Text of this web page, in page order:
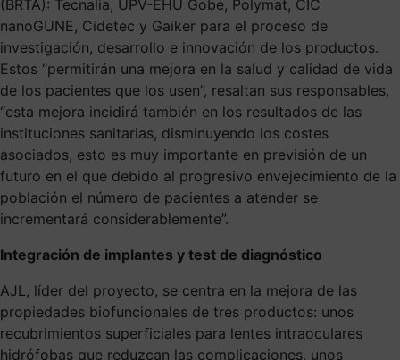
(BRTA): Tecnalia, UPV-EHU Gobe, Polymat, CIC
nanoGUNE, Cidetec y Gaiker para el proceso de
investigación, desarrollo e innovación de los productos.
Estos “permitirán una mejora en la salud y calidad de vida
de los pacientes que los usen”, resaltan sus responsables,
“esta mejora incidirá también en los resultados de las
instituciones sanitarias, disminuyendo los costes
asociados, esto es muy importante en previsión de un
futuro en el que debido al progresivo envejecimiento de la
población el número de pacientes a atender se
incrementará considerablemente”.
Integración de implantes y test de diagnóstico
AJL, líder del proyecto, se centra en la mejora de las
propiedades biofuncionales de tres productos: unos
recubrimientos superficiales para lentes intraoculares
hidrófobas que reduzcan las complicaciones, unos